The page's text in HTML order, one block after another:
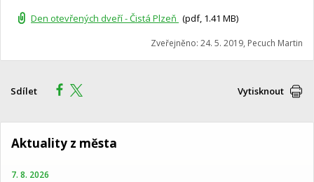
Den otevřených dveří - Čistá Plzeň (pdf, 1.41 MB)
Zveřejněno: 24. 5. 2019, Pecuch Martin
Sdílet Vytisknout
Aktuality z města
7. 8. 2026